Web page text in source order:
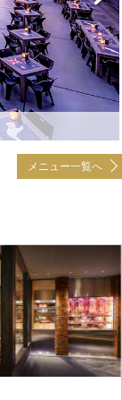
メニュー一覧へ